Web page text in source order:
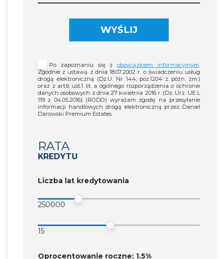
WYŚLIJ
Po zapoznaniu się zobowiązkiem informacyjnym
Zgodnie z ustawą z dnia 18.07.2002 r. o świadczeniu usług
drogą elektroniczną (Dz.U. Nr 144, poz.1204 z późn. zm.)
oraz z art.6 ust.1 lit. a ogólnego rozporządzenia o ochronie
danych osobowych z dnia 27 kwietnia 2016 r. (Dz. Urz. UE L
119 z 04.05.2016) (RODO) wyrażam zgodę na przesyłanie
informacji handlowych drogą elektroniczną przez Daniel
Darowski Premium Estates.
RATA
KREDYTU
Liczba lat kredytowania
250000
15
Oprocentowanie roczne: 1.5%